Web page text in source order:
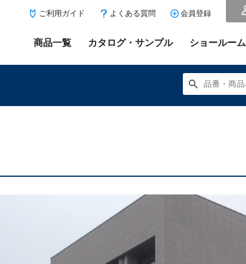
ご利用ガイド よくある質問 会員登録
商品一覧 カタログ・サンプル ショールーム